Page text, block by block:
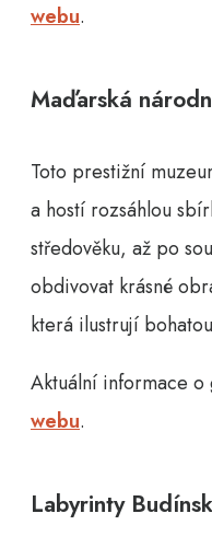
webu.
Maďarská
Toto prestižní
a hostí rozsáhlou
středověku, až po
obdivovat krásné
která ilustrují
Aktuální informace
webu.
Labyrinty